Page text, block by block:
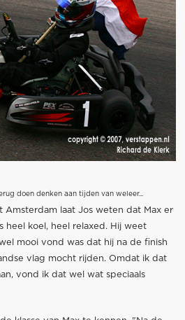
doen denken aan tijden van weleer...
Amsterdam laat Jos weten dat Max er
heel koel, heel relaxed. Hij weet
mooi vond was dat hij na de finish
vlag mocht rijden. Omdat ik dat
vond ik dat wel wat speciaals